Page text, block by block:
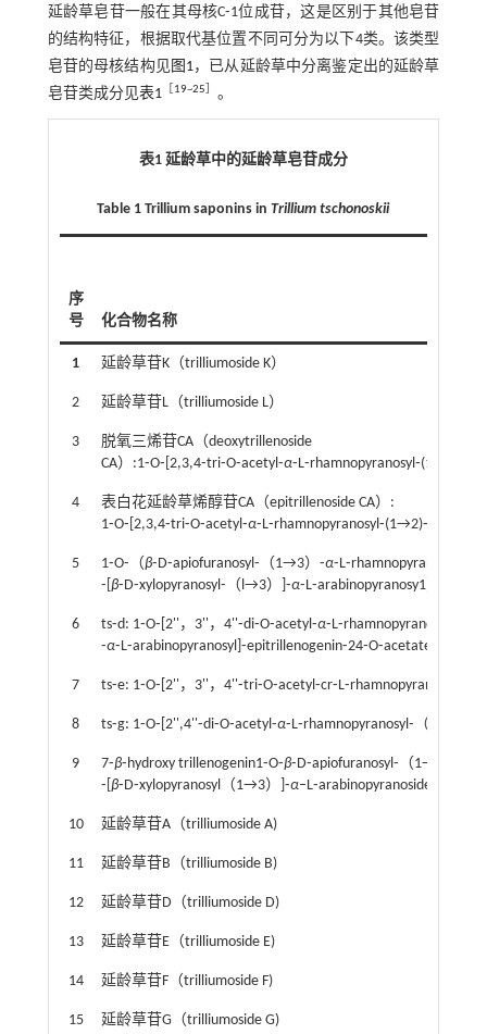
延龄草皂苷一般在其母核C⁃1位成苷，这是区别于其他皂苷
的结构特征，根据取代基位置不同可分为以下4类。该类型
皂苷的母核结构见图1，已从延龄草中分离鉴定出的延龄草
皂苷类成分见表1 19~25 。
表1 延龄草中的延龄草皂苷成分
Table 1 Trillium saponins inTrillium tschonoskii
序
号
化合物名称
1 延龄草苷K（trilliumoside K）
2 延龄草苷L（trilliumoside L）
3
脱氧三烯苷CA（deoxytrillenoside
CA）:1⁃O⁃[2,3,4⁃tri⁃O⁃acetyl⁃α
4
表白花延龄草烯醇苷CA（epitrillenoside CA）:
1⁃O⁃[2,3,4⁃tri⁃O⁃acetyl⁃α
5 1⁃O⁃（β⁃D⁃apiofuranosyl⁃（1→3）⁃α⁃L⁃rhamnopyranosyl⁃
⁃[ β⁃D⁃xylopyranosyl⁃（l→3）]⁃α⁃L⁃arabinopyranosy1）
6 ts⁃d: 1⁃O⁃[2''，3''，4''⁃di⁃O⁃acetyl⁃α⁃L⁃rhamnopyranosyl⁃（
⁃α⁃L⁃arabinopyranosyl]⁃epitrillenogenin⁃24⁃O⁃acetate
7 ts⁃e: 1⁃O⁃[2''，3''，4''⁃tri⁃O⁃acetyl⁃cr⁃L⁃rhamnopyranosyl⁃（
8 ts⁃g: 1⁃O⁃[2'',4''⁃di⁃O⁃acetyl⁃α⁃L⁃rhamnopyranosyl⁃（1→2）⁃
9 7⁃β⁃hydroxy trillenogenin1⁃O⁃β⁃D⁃apiofuranosyl⁃（1→3）⁃
⁃[ β⁃D⁃xylopyranosyl（1→3）]⁃α–L⁃arabinopyranoside
10 延龄草苷A（trilliumoside A)
11 延龄草苷B（trilliumoside B)
12 延龄草苷D（trilliumoside D)
13 延龄草苷E（trilliumoside E)
14 延龄草苷F（trilliumoside F)
15 延龄草苷G（trilliumoside G)